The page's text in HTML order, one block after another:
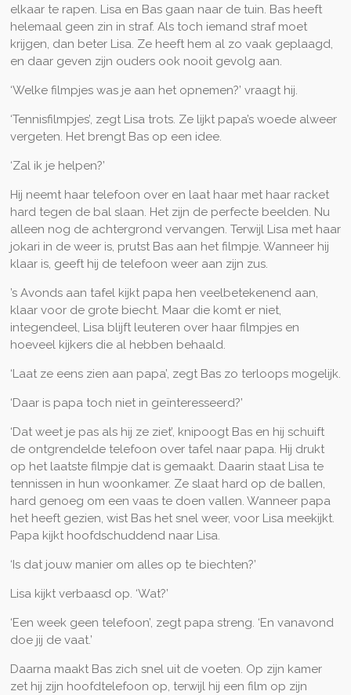
elkaar te rapen. Lisa en Bas gaan naar de tuin. Bas heeft
helemaal geen zin in straf. Als toch iemand straf moet
krijgen, dan beter Lisa. Ze heeft hem al zo vaak geplaagd,
en daar geven zijn ouders ook nooit gevolg aan.
‘Welke filmpjes was je aan het opnemen?’ vraagt hij.
‘Tennisfilmpjes’, zegt Lisa trots. Ze lijkt papa’s woede alweer
vergeten. Het brengt Bas op een idee.
‘Zal ik je helpen?’
Hij neemt haar telefoon over en laat haar met haar racket
hard tegen de bal slaan. Het zijn de perfecte beelden. Nu
alleen nog de achtergrond vervangen. Terwijl Lisa met haar
jokari in de weer is, prutst Bas aan het filmpje. Wanneer hij
klaar is, geeft hij de telefoon weer aan zijn zus.
’s Avonds aan tafel kijkt papa hen veelbetekenend aan,
klaar voor de grote biecht. Maar die komt er niet,
integendeel, Lisa blijft leuteren over haar filmpjes en
hoeveel kijkers die al hebben behaald.
‘Laat ze eens zien aan papa’, zegt Bas zo terloops mogelijk.
‘Daar is papa toch niet in geïnteresseerd?’
‘Dat weet je pas als hij ze ziet’, knipoogt Bas en hij schuift
de ontgrendelde telefoon over tafel naar papa. Hij drukt
op het laatste filmpje dat is gemaakt. Daarin staat Lisa te
tennissen in hun woonkamer. Ze slaat hard op de ballen,
hard genoeg om een vaas te doen vallen. Wanneer papa
het heeft gezien, wist Bas het snel weer, voor Lisa meekijkt.
Papa kijkt hoofdschuddend naar Lisa.
‘Is dat jouw manier om alles op te biechten?’
Lisa kijkt verbaasd op. ‘Wat?’
‘Een week geen telefoon’, zegt papa streng. ‘En vanavond
doe jij de vaat.’
Daarna maakt Bas zich snel uit de voeten. Op zijn kamer
zet hij zijn hoofdtelefoon op, terwijl hij een film op zijn